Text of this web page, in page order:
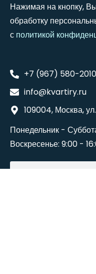
Нажимая на кнопку,
обработку
с политикой
+7 (967) 580-2010
info@kvartiry.ru
109004, Москва,
Понедельник -
Воскресенье: 9:00 -